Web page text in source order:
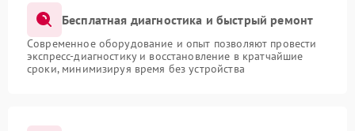
Бесплатная диагностика и быстрый ремонт
Современное оборудование и опыт позволяют провести
экспресс-диагностику и восстановление в кратчайшие
сроки, минимизируя время без устройства